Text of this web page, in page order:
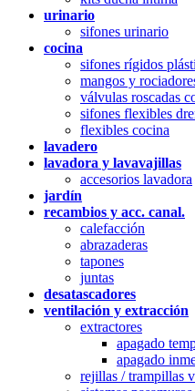
urinario
sifones urinario
cocina
sifones rígidos
mangos y
válvulas roscadas
sifones flexibles
flexibles cocina
lavadero
lavadora y lavavajillas
accesorios lavadora
jardín
recambios y acc. canal.
calefacción
abrazaderas
tapones
juntas
desatascadores
ventilación y extracción
extractores
apagado
apagado
rejillas / trampillas